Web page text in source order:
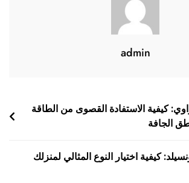
admin
كيفية الاستفادة القصوى من الطاقة
الجافة
كيفية اختيار النوع المثالي لمنزلك